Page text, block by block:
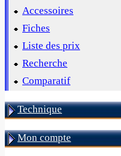
Accessoires
Fiches
Liste des prix
Recherche
Comparatif
Technique
Mon compte